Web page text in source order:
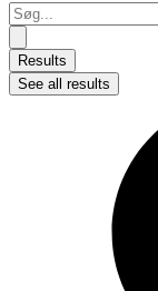
Search
...
Results
See all results